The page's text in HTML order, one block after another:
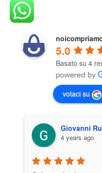
5.0
Basato su 4
votaci su
Giovanni
4 years ago